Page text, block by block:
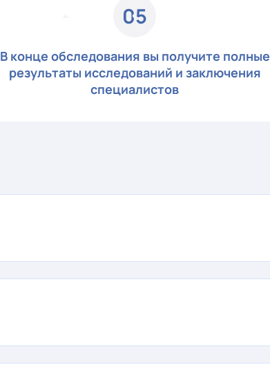
05
В конце обследования вы получите полные
результаты исследований и заключения
специалистов